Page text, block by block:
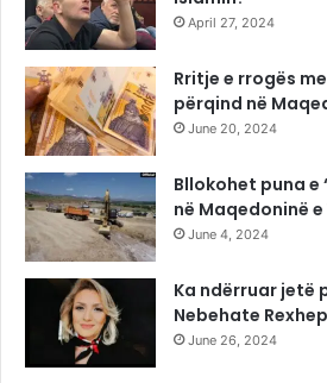
April 27, 2024
Rritje e rrogës
përqind në
June 20, 2024
Bllokohet puna e
në Maqedoninë
June 4, 2024
Ka ndërruar jetë
Nebehate
June 26, 2024